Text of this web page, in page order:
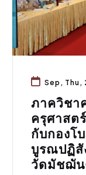
Sep, Thu,
ภาควิชา
ครุศาสต
กับกองโ
บูรณปฏิสั
วัดมัชฌัน